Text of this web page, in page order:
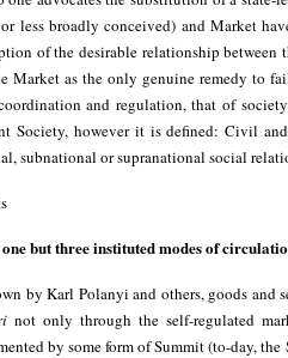
less broadly conceived) and Market
of the desirable relationship
Market as the only genuine remedy to
and regulation, that of
Society, however it is defined: Civil
subnational or supranational social
but three instituted modes of
by Karl Polanyi and others, goods and
not only through the self-regulated
by some form of Summit (to-day,